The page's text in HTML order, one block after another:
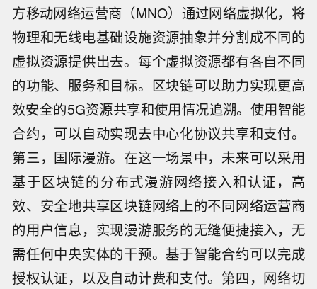
方移动网络运营商（MNO）通过网络虚拟化，将
物理和无线电基础设施资源抽象并分割成不同的
虚拟资源提供出去。每个虚拟资源都有各自不同
的功能、服务和目标。区块链可以助力实现更高
效安全的5G资源共享和使用情况追溯。使用智能
合约，可以自动实现去中心化协议共享和支付。
第三，国际漫游。在这一场景中，未来可以采用
基于区块链的分布式漫游网络接入和认证，高
效、安全地共享区块链网络上的不同网络运营商
的用户信息，实现漫游服务的无缝便捷接入，无
需任何中央实体的干预。基于智能合约可以完成
授权认证，以及自动计费和支付。第四，网络切